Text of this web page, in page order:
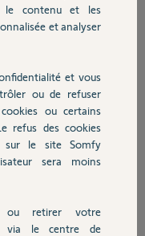
discussion
de la voir même la nuit !
le contenu et les
et analyser
et vous
ou de refuser
ou certains
refus des cookies
sur le site Somfy
sera moins
ou retirer votre
via le centre de